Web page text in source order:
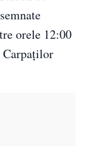
orele 12:00
Carpaților